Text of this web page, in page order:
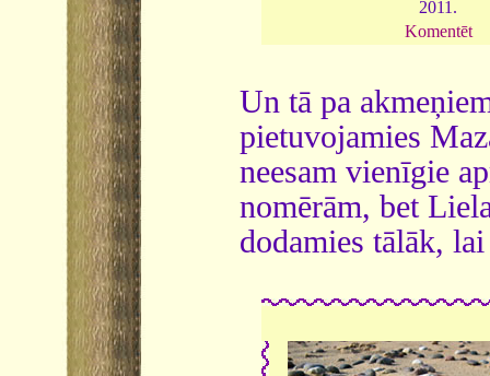
2011.
Komentēt
Un tā pa
pietuvojamies
neesam vienīgie
nomērām, bet
dodamies tālāk,